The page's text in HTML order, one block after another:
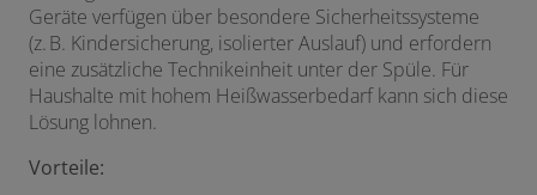
Geräte verfügen über besondere Sicherheitssysteme
(z. B. Kindersicherung, isolierter Auslauf) und erfordern
eine zusätzliche Technikeinheit unter der Spüle. Für
Haushalte mit hohem Heißwasserbedarf kann sich diese
Lösung lohnen.
Vorteile: